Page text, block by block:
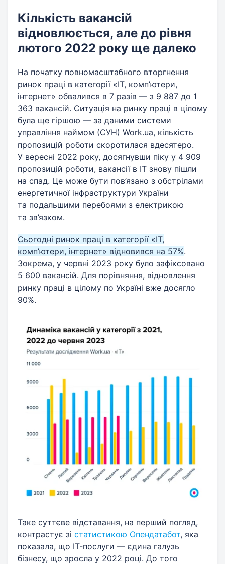
Кількість вакансій
відновлюється, але до рівня
лютого 2022 року ще далеко
На початку повномасштабного вторгнення
ринок праці в категорії «ІТ, комп’ютери,
інтернет» обвалився в 7 разів — з 9 887 до 1
363 вакансій. Ситуація на ринку праці в цілому
була ще гіршою — за даними системи
управління наймом (СУН) Work.ua, кількість
пропозицій роботи скоротилася вдесятеро.
У вересні 2022 року, досягнувши піку у 4 909
пропозицій роботи, вакансії в ІТ знову пішли
на спад. Це може бути пов’язано з обстрілами
енергетичної інфраструктури України
та подальшими перебоями з електрикою
та зв’язком.
Сьогодні ринок праці в категорії «ІТ,
комп’ютери, інтернет» відновився на 57%.
Зокрема, у червні 2023 року було зафіксовано
5 600 вакансій. Для порівняння, відновлення
ринку праці в цілому по Україні вже досягло
90%.
Таке суттєве відставання, на перший погляд,
контрастує зі статистикою Опендатабот, яка
показала, що ІТ-послуги — єдина галузь
бізнесу, що зросла у 2022 році. До того